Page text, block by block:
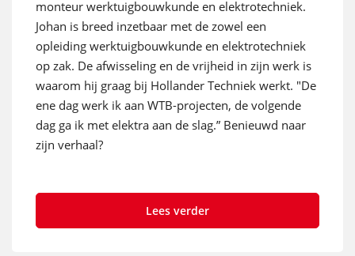
monteur werktuigbouwkunde en elektrotechniek.
Johan is breed inzetbaar met de zowel een
opleiding werktuigbouwkunde en elektrotechniek
op zak. De afwisseling en de vrijheid in zijn werk is
waarom hij graag bij Hollander Techniek werkt. "De
ene dag werk ik aan WTB-projecten, de volgende
dag ga ik met elektra aan de slag.” Benieuwd naar
zijn verhaal?
Lees verder